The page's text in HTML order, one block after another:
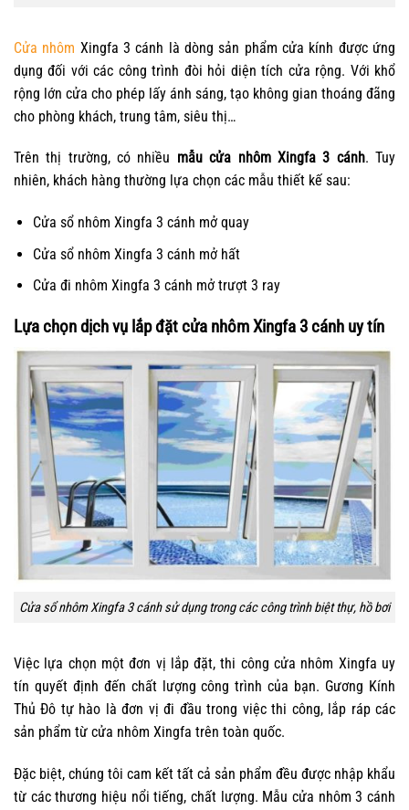
Cửa nhôm Xingfa 3 cánh là dòng sản phẩm cửa kính được ứng
dụng đối với các công trình đòi hỏi diện tích cửa rộng. Với khổ
rộng lớn cửa cho phép lấy ánh sáng, tạo không gian thoáng đãng
cho phòng khách, trung tâm, siêu thị…
Trên thị trường, có nhiều mẫu cửa nhôm Xingfa 3 cánh. Tuy
nhiên, khách hàng thường lựa chọn các mẫu thiết kế sau:
Cửa sổ nhôm Xingfa 3 cánh mở quay
Cửa sổ nhôm Xingfa 3 cánh mở hất
Cửa đi nhôm Xingfa 3 cánh mở trượt 3 ray
Lựa chọn dịch vụ lắp đặt cửa nhôm Xingfa 3 cánh uy tín
Cửa sổ nhôm Xingfa 3 cánh sử dụng trong các công trình biệt thự, hồ bơi
Việc lựa chọn một đơn vị lắp đặt, thi công cửa nhôm Xingfa uy
tín quyết định đến chất lượng công trình của bạn. Gương Kính
Thủ Đô tự hào là đơn vị đi đầu trong việc thi công, lắp ráp các
sản phẩm từ cửa nhôm Xingfa trên toàn quốc.
Đặc biệt, chúng tôi cam kết tất cả sản phẩm đều được nhập khẩu
từ các thương hiệu nổi tiếng, chất lượng. Mẫu cửa nhôm 3 cánh